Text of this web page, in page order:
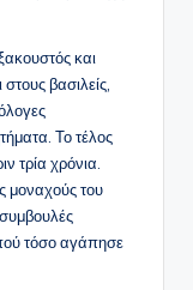
και
βασιλείς,
Το τέλος
τρία χρόνια.
μοναχούς του
τόσο αγάπησε